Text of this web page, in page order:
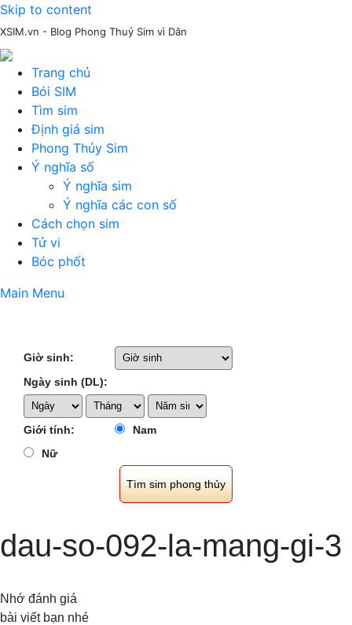
Skip to content
XSIM.vn - Blog Phong Thuỷ Sim vì Dân
Trang chủ
Bói SIM
Tìm sim
Định giá sim
Phong Thủy Sim
Ý nghĩa số
Ý nghĩa sim
Ý nghĩa các con số
Cách chọn sim
Tử vi
Bóc phốt
Main Menu
Giờ sinh:
Ngày sinh (DL):
Giới tính:
Nam
Nữ
dau-so-092-la-mang-gi-3
Nhớ đánh giá
bài viết bạn nhé